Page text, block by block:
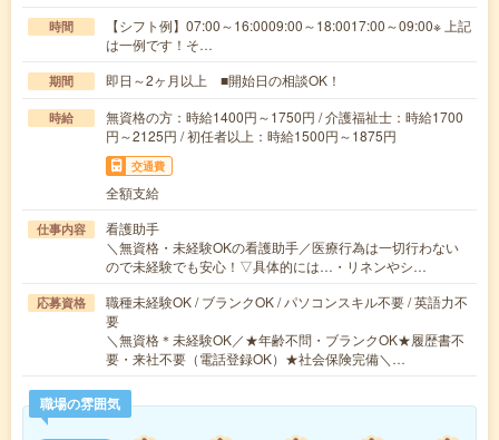
時間
【シフト例】07:00～16:0009:00～18:0017:00～09:00※ 上記
は一例です！そ…
期間 即日～2ヶ月以上 ■開始日の相談OK！
時給
無資格の方：時給1400円～1750円 / 介護福祉士：時給1700
円～2125円 / 初任者以上：時給1500円～1875円
交通費
全額支給
仕事内容
看護助手
＼無資格・未経験OKの看護助手／医療行為は一切行わない
ので未経験でも安心！▽具体的には…・リネンやシ…
応募資格
職種未経験OK / ブランクOK / パソコンスキル不要 / 英語力不
要
＼無資格＊未経験OK／★年齢不問・ブランクOK★履歴書不
要・来社不要（電話登録OK）★社会保険完備＼…
職場の雰囲気